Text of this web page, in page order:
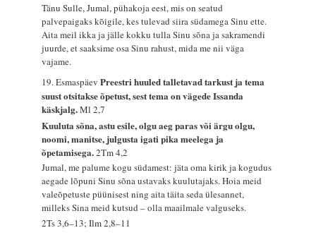
Tänu Sulle, Jumal, pühakoja eest, mis on seatud
palvepaigaks kõigile, kes tulevad siira südamega Sinu ette.
Aita meil ikka ja jälle kokku tulla Sinu sõna ja sakramendi
juurde, et saaksime osa Sinu rahust, mida me nii väga
vajame.
19. EsmaspäevPreestri huuled talletavad tarkust ja tema
suust otsitakse õpetust, sest tema on vägede Issanda
käskjalg.Ml 2,7
Kuuluta sõna, astu esile, olgu aeg paras või ärgu olgu,
noomi, manitse, julgusta igati pika meelega ja
õpetamisega.2Tm 4,2
Jumal, me palume kogu südamest: jäta oma kirik ja kogudus
aegade lõpuni Sinu sõna ustavaks kuulutajaks. Hoia meid
valeõpetuste püünisest ning aita täita seda ülesannet,
milleks Sina meid kutsud – olla maailmale valguseks.
2Ts 3,6–13; Ilm 2,8–11